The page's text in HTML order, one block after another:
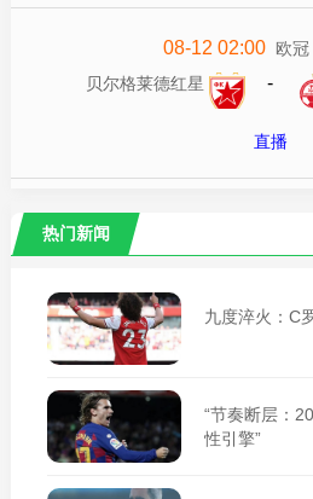
08-12 02:00 欧冠
贝尔格莱德红星
-
直播
热门新闻
九度淬火：C
“节奏断层：
性引擎”